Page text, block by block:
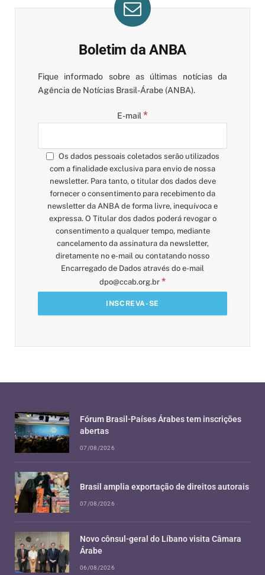
Boletim da ANBA
Fique informado sobre as últimas notícias da
Agência de Notícias Brasil-Árabe (ANBA).
E-mail *
Os dados pessoais coletados serão utilizados
com a finalidade exclusiva para envio de nossa
newsletter. Para tanto, o titular dos dados deve
fornecer o consentimento para recebimento da
newsletter da ANBA de forma livre, inequívoca e
expressa. O Titular dos dados poderá revogar o
consentimento a qualquer tempo, mediante
cancelamento da assinatura da newsletter,
diretamente no e-mail ou contatando nosso
Encarregado de Dados através do e-mail
dpo@ccab.org.br *
Fórum Brasil-Países Árabes tem inscrições
abertas
07/08/2026
Brasil amplia exportação de direitos autorais
07/08/2026
Novo cônsul-geral do Líbano visita Câmara
Árabe
06/08/2026